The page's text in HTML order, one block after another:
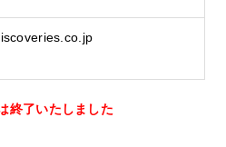
終了いたしました